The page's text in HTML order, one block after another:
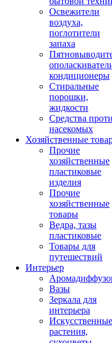
Освежители
воздуха,
поглотители
запаха
кондиционеры
Стиральные
порошки,
жидкости
Средства
насекомых
Хозяйственные
Прочие
хозяйственные
пластиковые
изделия
Прочие
хозяйственные
товары
Ведра, тазы
пластиковые
Товары для
путешествий
Интерьер
Вазы
Зеркала для
интерьера
Искусственные
растения,